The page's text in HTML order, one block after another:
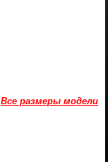
Все размеры модели